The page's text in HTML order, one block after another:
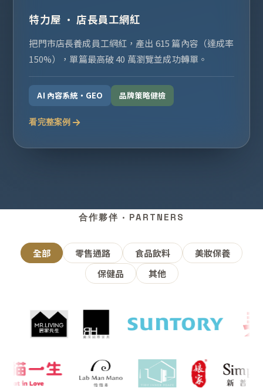
特力屋 · 店長員工網紅
把門市店長養成員工網紅，產出 615 篇內容（達成率
150%），單篇最高破 40 萬瀏覽並成功轉單。
AI 內容系統・GEO 品牌策略健檢
看完整案例
合作夥伴 · PARTNERS
全部 零售通路 食品飲料
美妝保養
保健品
其他